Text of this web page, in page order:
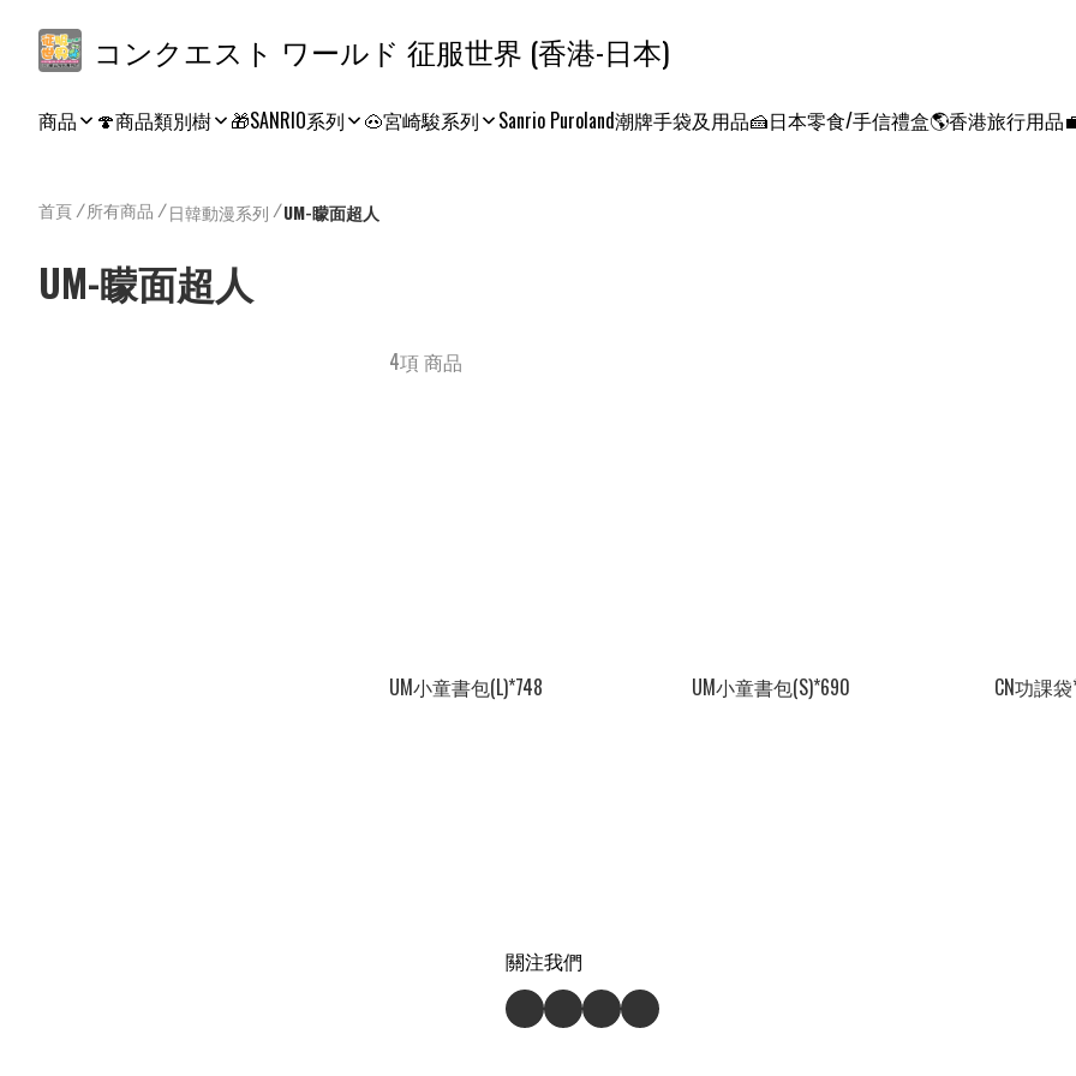
コンクエスト ワールド 征服世界 (香港-日本)
商品 🍄商品類別樹 🎁SANRIO系列 🐽宮崎駿系列 Sanrio Puroland潮牌手袋及用品🍰日本零食/手信禮盒🌎香港旅行用品
首頁/所有商品 / 日韓動漫系列 /UM-矇面超人
UM-矇面超人
4項 商品
UM小童書包(L)*748 UM小童書包(S)*690 CN功課
關注我們